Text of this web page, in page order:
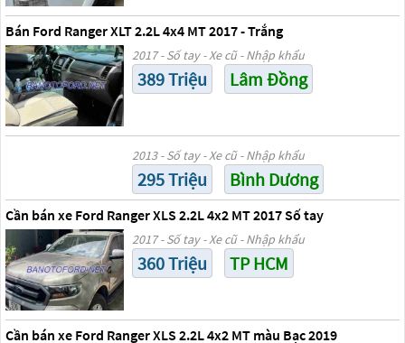
Bán Ford Ranger XLT 2.2L 4x4 MT 2017 - Trắng
2017 - Số tay - Xe cũ - Nhập khẩu
389 Triệu Lâm Đồng
2013 - Số tay - Xe cũ - Nhập khẩu
295 Triệu Bình Dương
Cần bán xe Ford Ranger XLS 2.2L 4x2 MT 2017 Số tay
2017 - Số tay - Xe cũ - Nhập khẩu
360 Triệu TP HCM
Cần bán xe Ford Ranger XLS 2.2L 4x2 MT màu Bạc 2019